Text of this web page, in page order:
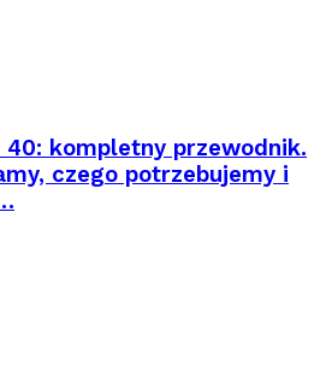
40: kompletny przewodnik.
czego potrzebujemy i